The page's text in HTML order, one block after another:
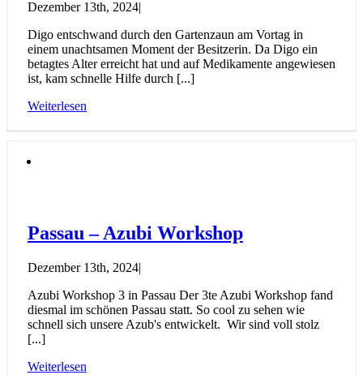
Dezember 13th, 2024|
Digo entschwand durch den Gartenzaun am Vortag in
einem unachtsamen Moment der Besitzerin. Da Digo ein
betagtes Alter erreicht hat und auf Medikamente angewiesen
ist, kam schnelle Hilfe durch [...]
Weiterlesen
Passau – Azubi Workshop
Dezember 13th, 2024|
Azubi Workshop 3 in Passau Der 3te Azubi Workshop fand
diesmal im schönen Passau statt. So cool zu sehen wie
schnell sich unsere Azub's entwickelt. Wir sind voll stolz
[...]
Weiterlesen